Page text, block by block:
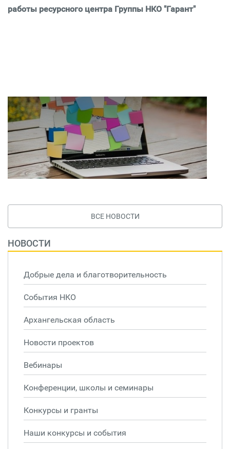
работы ресурсного центра Группы НКО "Гарант"
ВСЕ НОВОСТИ
НОВОСТИ
Добрые дела и благотворительность
События НКО
Архангельская область
Новости проектов
Вебинары
Конференции, школы и семинары
Конкурсы и гранты
Наши конкурсы и события